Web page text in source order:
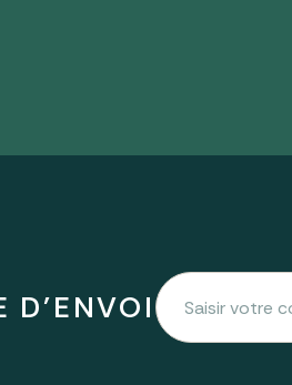
D'ENVOI